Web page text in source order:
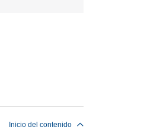
Inicio del contenido